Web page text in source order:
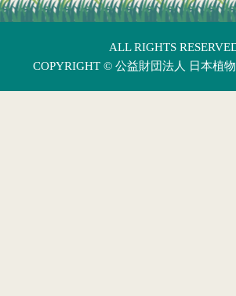
ALL RIGHTS
COPYRIGHT © 公益財団法人 日本植